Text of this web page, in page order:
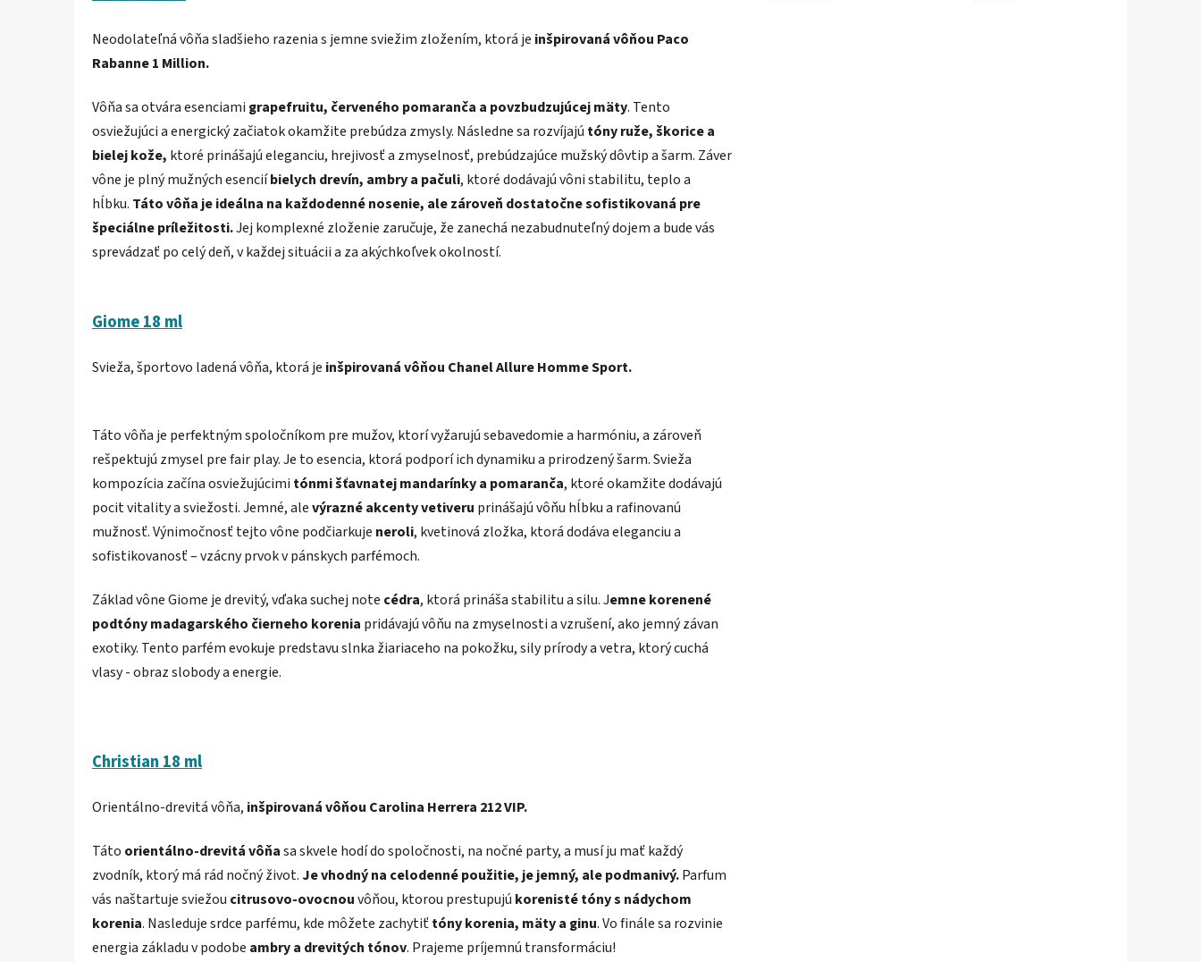
Neodolateľná vôňa sladšieho razenia s jemne sviežim zložením, ktorá je inšpirovaná vôňou Paco
Rabanne 1 Million.
Vôňa sa otvára esenciami grapefruitu, červeného pomaranča a povzbudzujúcej mäty. Tento
osviežujúci a energický začiatok okamžite prebúdza zmysly. Následne sa rozvíjajú tóny ruže, škorice a
bielej kože, ktoré prinášajú eleganciu, hrejivosť a zmyselnosť, prebúdzajúce mužský dôvtip a šarm. Záver
vône je plný mužných esenciíbielych drevín, ambry a pačuli, ktoré dodávajú vôni stabilitu, teplo a
hĺbku. Táto vôňa je ideálna na každodenné nosenie, ale zároveň dostatočne sofistikovaná pre
špeciálne príležitosti.Jej komplexné zloženie zaručuje, že zanechá nezabudnuteľný dojem a bude vás
sprevádzať po celý deň, v každej situácii a za akýchkoľvek okolností.
Giome 18 ml
Svieža, športovo ladená vôňa, ktorá je inšpirovaná vôňou Chanel Allure Homme Sport.
Táto vôňa je perfektným spoločníkom pre mužov, ktorí vyžarujú sebavedomie a harmóniu, a zároveň
rešpektujú zmysel pre fair play. Je to esencia, ktorá podporí ich dynamiku a prirodzený šarm. Svieža
kompozícia začína osviežujúcimi tónmi šťavnatej mandarínky a pomaranča, ktoré okamžite dodávajú
pocit vitality a sviežosti. Jemné, alevýrazné akcenty vetiveru prinášajú vôňu hĺbku a rafinovanú
mužnosť. Výnimočnosť tejto vône podčiarkuje neroli, kvetinová zložka, ktorá dodáva eleganciu a
sofistikovanosť – vzácny prvok v pánskych parfémoch.
Základ vône Giome je drevitý, vďaka suchej note cédra, ktorá prináša stabilitu a silu. Jemne korenené
podtóny madagarského čierneho korenia pridávajú vôňu na zmyselnosti a vzrušení, ako jemný závan
exotiky. Tento parfém evokuje predstavu slnka žiariaceho na pokožku, sily prírody a vetra, ktorý cuchá
vlasy - obraz slobody a energie.
Christian 18 ml
Orientálno-drevitá vôňa, inšpirovaná vôňou Carolina Herrera 212 VIP.
Táto orientálno-drevitá vôňasa skvele hodí do spoločnosti, na nočné party, a musí ju mať každý
zvodník, ktorý má rád nočný život. Je vhodný na celodenné použitie, je jemný, ale podmanivý.Parfum
vás naštartuje sviežou citrusovo-ovocnouvôňou, ktorou prestupujú korenisté tóny s nádychom
korenia. Nasleduje srdce parfému, kde môžete zachytiťtóny korenia, mäty a ginu. Vo finále sa rozvinie
energia základu v podobe ambry a drevitých tónov. Prajeme príjemnú transformáciu!